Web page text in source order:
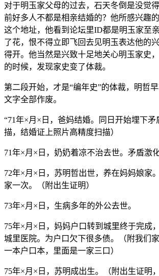
对于明玉家父母的过去，石天冬倒是没觉
前好多人不都是相亲结婚的？他所感兴趣
这个地址，他看到论坛里ID都是明玉家至
了花，恨不得立即飞回去见明玉表达他的
得开。他当然是兴致十足地关心明玉家史
的时候，发现家史变了体裁。
第二段开始，才是“编年史”的体裁，明哲
文字全部作废。
“71年×月×日，爸妈结婚。同日开始埋下矛
描，结婚证上照片高精度扫描）
71年×月×日，奶奶着凉不治去世。矛盾激
72年×月×日，苏明哲出世，养在妈妈娘家
家一次。（附出生证明）
73年×月×日，生病多年的外公去世。
75年×月×日，妈妈户口转到城里终于完成
城里医院。为户口欠下很多债。（附我们
一本户口本，里面是一家三口）
75年×月×日，苏明成出生。（附出生证明